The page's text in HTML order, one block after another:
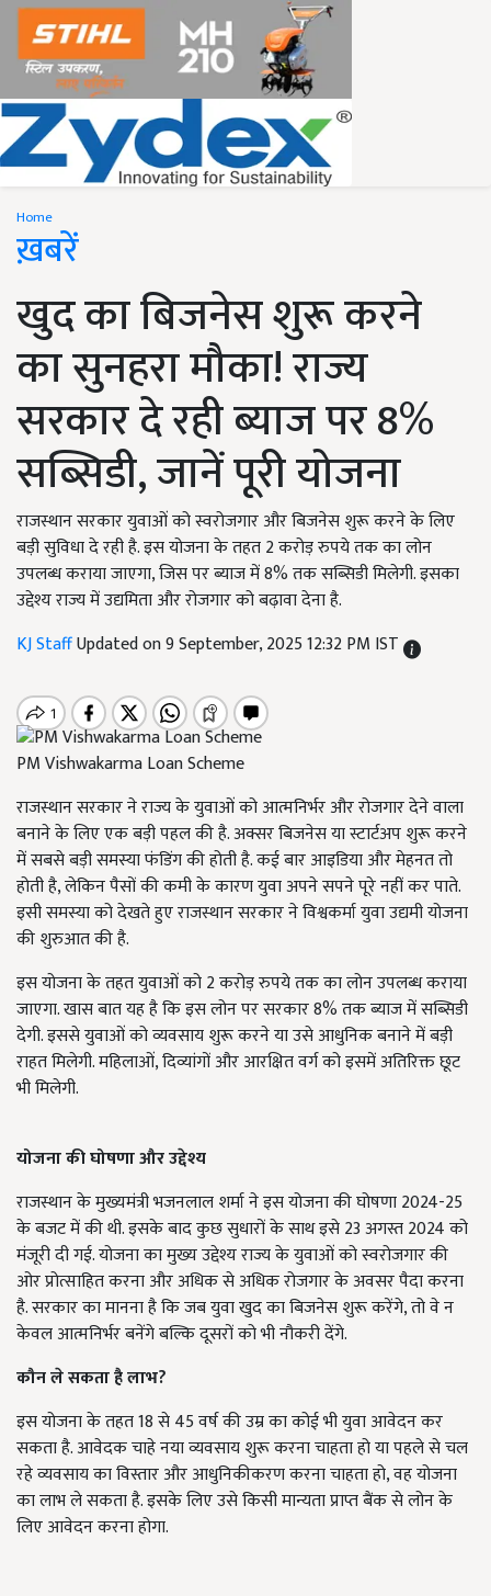
Home
ख़बरें
खुद का बिजनेस शुरू करने
का सुनहरा मौका! राज्य
सरकार दे रही ब्याज पर 8%
सब्सिडी, जानें पूरी योजना
राजस्थान सरकार युवाओं को स्वरोजगार और बिजनेस शुरू करने के लिए
बड़ी सुविधा दे रही है. इस योजना के तहत 2 करोड़ रुपये तक का लोन
उपलब्ध कराया जाएगा, जिस पर ब्याज में 8% तक सब्सिडी मिलेगी. इसका
उद्देश्य राज्य में उद्यमिता और रोजगार को बढ़ावा देना है.
KJ StaffUpdated on 9 September, 2025 12:32 PM IST
PM Vishwakarma Loan Scheme
राजस्थान सरकार ने राज्य के युवाओं को आत्मनिर्भर और रोजगार देने वाला
बनाने के लिए एक बड़ी पहल की है. अक्सर बिजनेस या स्टार्टअप शुरू करने
में सबसे बड़ी समस्या फंडिंग की होती है. कई बार आइडिया और मेहनत तो
होती है, लेकिन पैसों की कमी के कारण युवा अपने सपने पूरे नहीं कर पाते.
इसी समस्या को देखते हुए राजस्थान सरकार ने विश्वकर्मा युवा उद्यमी योजना
की शुरुआत की है.
इस योजना के तहत युवाओं को 2 करोड़ रुपये तक का लोन उपलब्ध कराया
जाएगा. खास बात यह है कि इस लोन पर सरकार 8% तक ब्याज में सब्सिडी
देगी. इससे युवाओं को व्यवसाय शुरू करने या उसे आधुनिक बनाने में बड़ी
राहत मिलेगी. महिलाओं, दिव्यांगों और आरक्षित वर्ग को इसमें अतिरिक्त छूट
भी मिलेगी.
योजना की घोषणा और उद्देश्य
राजस्थान के मुख्यमंत्री भजनलाल शर्मा ने इस योजना की घोषणा 2024-25
के बजट में की थी. इसके बाद कुछ सुधारों के साथ इसे 23 अगस्त 2024 को
मंजूरी दी गई. योजना का मुख्य उद्देश्य राज्य के युवाओं को स्वरोजगार की
ओर प्रोत्साहित करना और अधिक से अधिक रोजगार के अवसर पैदा करना
है. सरकार का मानना है कि जब युवा खुद का बिजनेस शुरू करेंगे, तो वे न
केवल आत्मनिर्भर बनेंगे बल्कि दूसरों को भी नौकरी देंगे.
कौन ले सकता है लाभ?
इस योजना के तहत 18 से 45 वर्ष की उम्र का कोई भी युवा आवेदन कर
सकता है. आवेदक चाहे नया व्यवसाय शुरू करना चाहता हो या पहले से चल
रहे व्यवसाय का विस्तार और आधुनिकीकरण करना चाहता हो, वह योजना
का लाभ ले सकता है. इसके लिए उसे किसी मान्यता प्राप्त बैंक से लोन के
लिए आवेदन करना होगा.